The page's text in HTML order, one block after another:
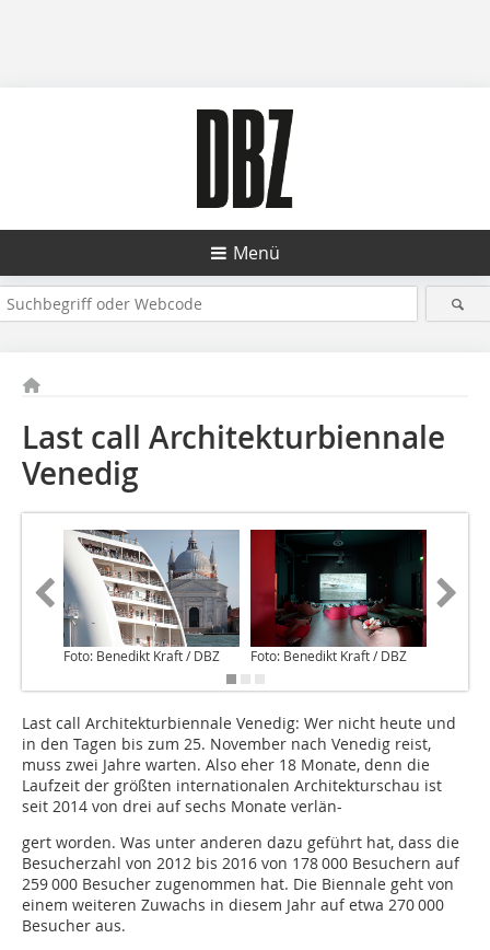
Menü
Last call Architekturbiennale
Venedig
Foto: Benedikt Kraft / DBZ Foto: Benedikt Kraft / DBZ
Last call Architekturbiennale Venedig: Wer nicht heute und
in den Tagen bis zum 25. November nach Venedig reist,
muss zwei Jahre warten. Also eher 18 Monate, denn die
Laufzeit der größten internationalen Architekturschau ist
seit 2014 von drei auf sechs Monate verlän-
gert worden. Was unter anderen dazu geführt hat, dass die
Besucherzahl von 2012 bis 2016 von 178 000 Besuchern auf
259 000 Besucher zugenommen hat. Die Biennale geht von
einem weiteren Zuwachs in diesem Jahr auf etwa 270 000
Besucher aus.